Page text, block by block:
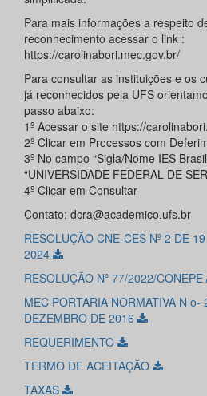
Para mais informações a respeito
reconhecimento acessar o link :
https://carolinabori.mec.gov.br/
Para consultar as instituições e os
já reconhecidos pela UFS
passo abaixo:
1º Acessar o site https://
2º Clicar em Processos com
3º No campo “Sigla/Nome IES
“UNIVERSIDADE FEDERAL DE
4º Clicar em Consultar
Contato: dcra@academico.ufs.br
RESOLUÇÃO CNE-CES Nº 2 DE
2024
RESOLUÇÃO Nº 77/2022/CONEPE
MEC PORTARIA NORMATIVA N o-
DEZEMBRO DE 2016
REQUERIMENTO
TERMO DE ACEITAÇÃO
TAXAS